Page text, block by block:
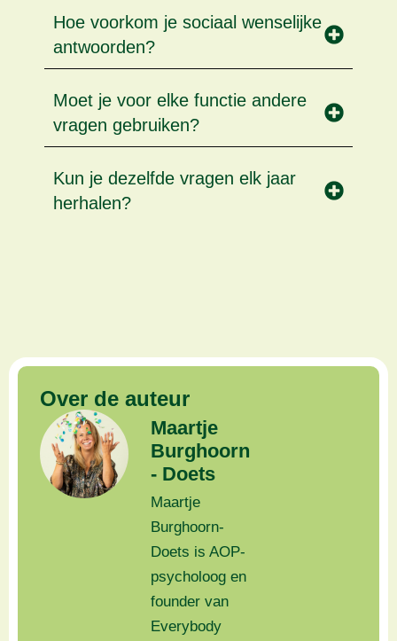
Hoe voorkom je sociaal wenselijke
antwoorden?
Moet je voor elke functie andere
vragen gebruiken?
Kun je dezelfde vragen elk jaar
herhalen?
Over de auteur
Maartje
Burghoorn
- Doets
Maartje
Burghoorn-
Doets is AOP-
psycholoog en
founder van
Everybody